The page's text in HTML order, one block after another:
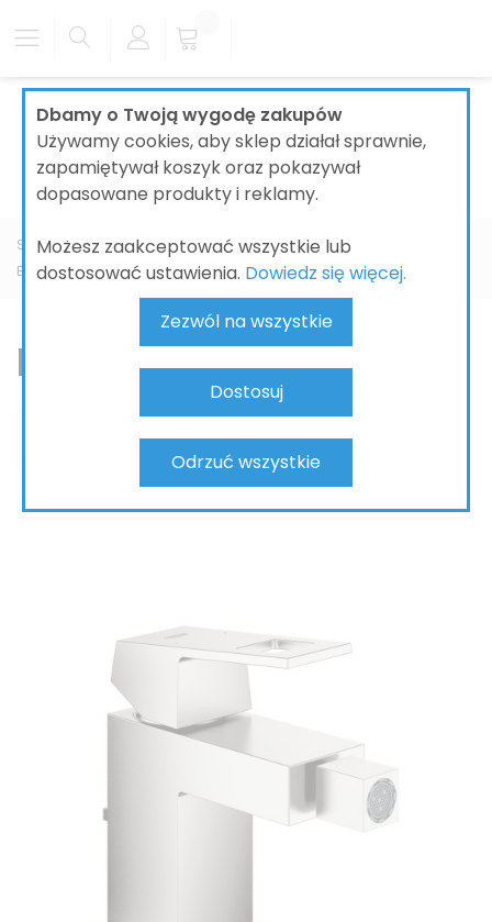
Dbamy o Twoją wygodę zakupów
Używamy cookies, aby sklep działał sprawnie,
zapamiętywał koszyk oraz pokazywał
dopasowane produkty i reklamy.
Możesz zaakceptować wszystkie lub
dostosować ustawienia. Dowiedz się więcej.
Zezwól na wszystkie
Dostosuj
Odrzuć wszystkie
Strona główna ŁAZIENKI BATERIE ŁAZIENKOWE
Eurocube
Bateria bidetowa
Bateria bidetowa